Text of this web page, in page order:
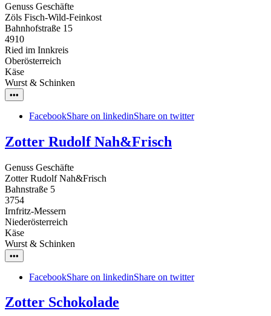
Genuss Geschäfte
Zöls Fisch-Wild-Feinkost
Bahnhofstraße 15
4910
Ried im Innkreis
Oberösterreich
Käse
Wurst & Schinken
•••
FacebookShare on linkedinShare on twitter
Zotter Rudolf Nah&Frisch
Genuss Geschäfte
Zotter Rudolf Nah&Frisch
Bahnstraße 5
3754
Irnfritz-Messern
Niederösterreich
Käse
Wurst & Schinken
•••
FacebookShare on linkedinShare on twitter
Zotter Schokolade